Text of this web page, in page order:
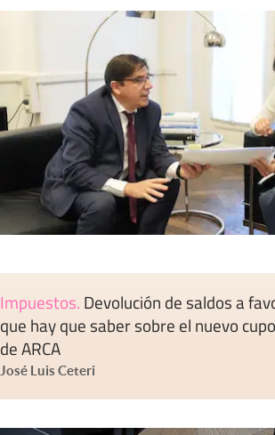
Impuestos. Devolución de saldos a
que hay que saber sobre el nuevo
de ARCA
José Luis Ceteri